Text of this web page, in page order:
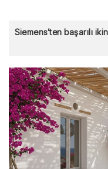
Siemens’ten başarılı